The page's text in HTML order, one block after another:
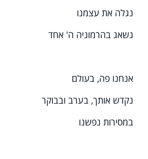
נגלה את עצמנו
נשאג בהרמוניה ה' אחד
אנחנו פה, בעולם
נקדש אותך, בערב ובבוקר
במסירות נפשנו